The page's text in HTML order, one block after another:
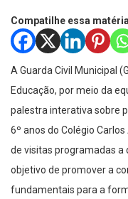
Compatilhe essa matéria
A Guarda Civil Municipal
Educação, por meio da
palestra interativa sobre
6º anos do Colégio
de visitas programadas a
objetivo de promover a
fundamentais para a